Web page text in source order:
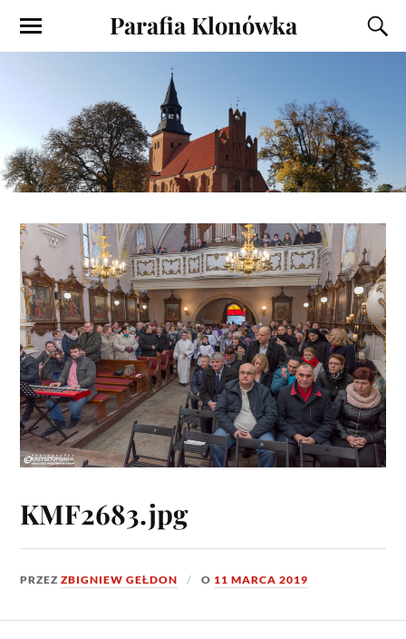
Parafia Klonówka
KMF2683.jpg
PRZEZZBIGNIEW GEŁDON O 11 MARCA 2019